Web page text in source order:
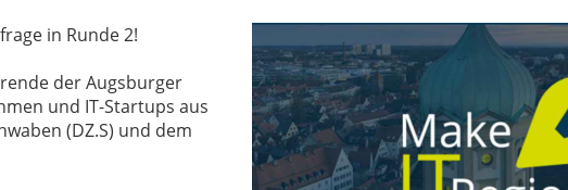
Meeting- & Eventräume mieten
Start-up Büroräume
in Runde 2!
der Augsburger
und IT-Startups aus
(DZ.S) und dem